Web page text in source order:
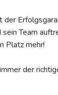
der
Team
Platz mehr!
der